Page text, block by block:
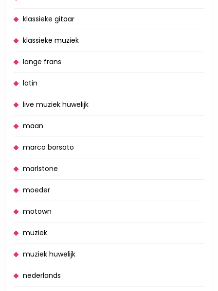
klassieke gitaar
klassieke muziek
lange frans
latin
live muziek huwelijk
maan
marco borsato
marlstone
moeder
motown
muziek
muziek huwelijk
nederlands